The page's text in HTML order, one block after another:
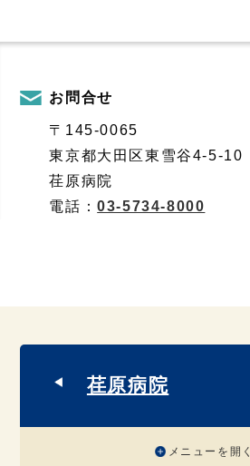
お問合せ
〒145-0065
東京都大田区東雪谷4-5-10
荏原病院
電話：03-5734-8000
荏原病院
メニューを開く